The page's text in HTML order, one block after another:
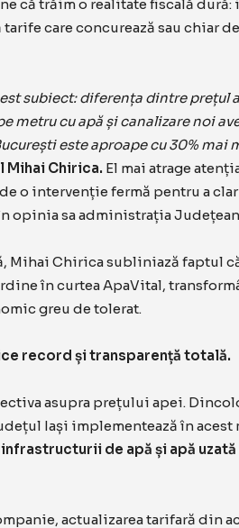
că trăim o realitate fiscală dură:
care concurează sau chiar
subiect: diferența dintre prețul
metru cu apă și canalizare noi
este aproape cu 30% mai
Mihai Chirica. El mai atrage
o intervenție fermă pentru a
opinia sa administrația
Mihai Chirica subliniază faptul
în curtea ApaVital,
greu de tolerat.
record și transparență totală.
asupra prețului apei.
Iași implementează în acest
de apă și apă uzată
actualizarea tarifară din